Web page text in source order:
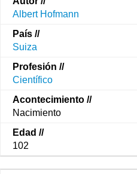
Albert Hofmann
Suiza
Científico
Nacimiento
102